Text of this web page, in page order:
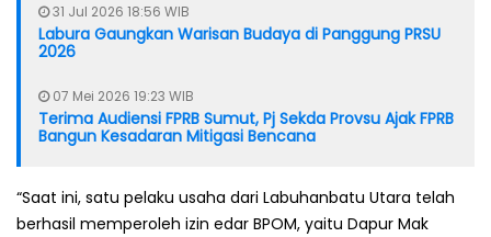
31 Jul 2026 18:56 WIB
Labura Gaungkan Warisan Budaya di Panggung PRSU
2026
07 Mei 2026 19:23 WIB
Terima Audiensi FPRB Sumut, Pj Sekda Provsu Ajak FPRB
Bangun Kesadaran Mitigasi Bencana
“Saat ini, satu pelaku usaha dari Labuhanbatu Utara telah
berhasil memperoleh izin edar BPOM, yaitu Dapur Mak